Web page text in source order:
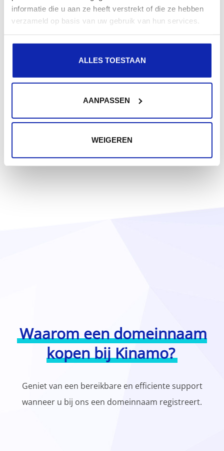
informatie die u aan ze heeft verstrekt of die ze hebben
verzameld op basis van uw gebruik van hun services.
ALLES TOESTAAN
AANPASSEN
WEIGEREN
Vanaf € 14,29 / jaar
Waarom een domeinnaam
kopen bij Kinamo?
Geniet van een bereikbare en efficiente support
wanneer u bij ons een domeinnaam registreert.